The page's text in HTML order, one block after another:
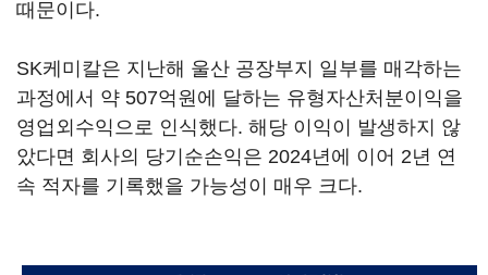
때문이다.
SK케미칼은 지난해 울산 공장부지 일부를 매각하는
과정에서 약 507억원에 달하는 유형자산처분이익을
영업외수익으로 인식했다. 해당 이익이 발생하지 않
았다면 회사의 당기순손익은 2024년에 이어 2년 연
속 적자를 기록했을 가능성이 매우 크다.